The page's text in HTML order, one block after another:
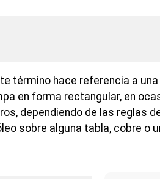
término hace referencia a
en forma rectangular, en
dependiendo de las reglas
sobre alguna tabla, cobre o